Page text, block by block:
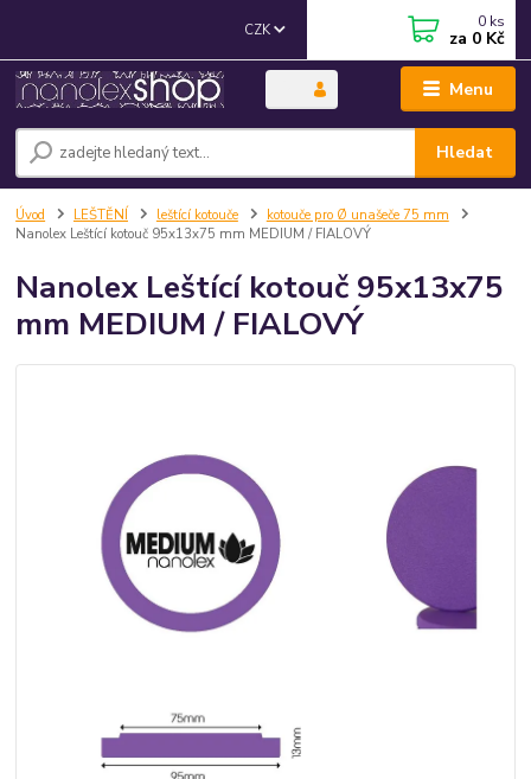
Menu
CZK
Hledat
0 ks
za 0 Kč
Úvod LEŠTĚNÍ leštící kotouče
kotouče pro Ø unašeče 75 mm
Nanolex Leštící kotouč 95x13x75 mm MEDIUM / FIALOVÝ
Nanolex Leštící kotouč 95x13x75
mm MEDIUM / FIALOVÝ